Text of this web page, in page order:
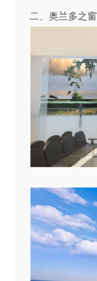
二、奥兰多之窗